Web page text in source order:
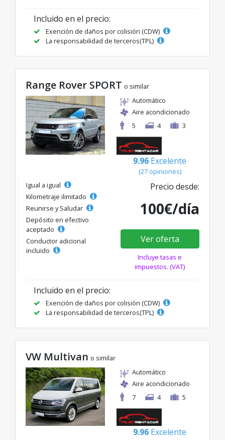
Incluido en el precio:
Exención de daños por colisión (CDW)
La responsabilidad de terceros(TPL)
Range Rover SPORT o similar
Automático
Aire acondicionado
5
4 3
9.96 Excelente
(27 opiniones)
Igual a igual
Kilometraje ilimitado
Reunirse y Saludar
Depósito en efectivo
aceptado
Conductor adicional
incluido
Precio desde:
100€/día
Ver oferta
Incluye tasas e
impuestos. (VAT)
Incluido en el precio:
Exención de daños por colisión (CDW)
La responsabilidad de terceros(TPL)
VW Multivan o similar
Automático
Aire acondicionado
7
4 5
9.96 Excelente